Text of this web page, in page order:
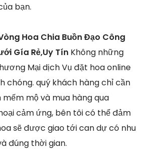
bạn.
Hoa Chia Buồn Đạo Công
Gía Rẻ,Uy Tín Không những
Mại dịch Vụ đặt hoa online
chóng. quý khách hàng chỉ cần
mộ và mua hàng qua
cảm ứng, bên tôi có thể đảm
sẽ được giao tới can dự có nhu
đúng thời gian.